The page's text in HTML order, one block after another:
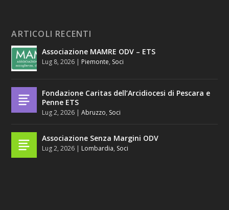
ARTICOLI RECENTI
Associazione MAMRE ODV – ETS
Lug 8, 2026 | Piemonte, Soci
Fondazione Caritas dell’Arcidiocesi di Pescara e
Penne ETS
Lug 2, 2026 |Abruzzo, Soci
Associazione Senza Margini ODV
Lug 2, 2026 | Lombardia, Soci